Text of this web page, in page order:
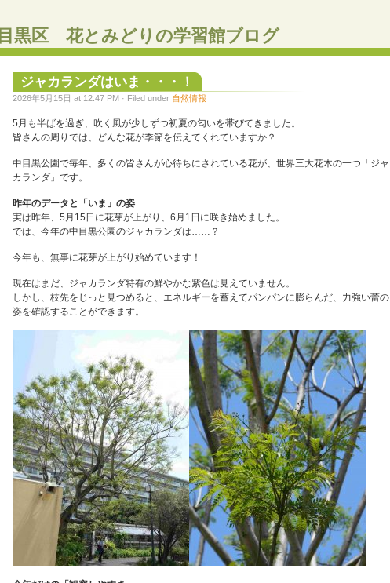
目黒区 花とみどりの学習館ブログ
ジャカランダはいま・・・！
2026年5月15日 at 12:47 PM · Filed under 自然情報
5月も半ばを過ぎ、吹く風が少しずつ初夏の匂いを帯びてきました。
皆さんの周りでは、どんな花が季節を伝えてくれていますか？
中目黒公園で毎年、多くの皆さんが心待ちにされている花が、世界三大花木の一つ「ジャ
カランダ」です。
昨年のデータと「いま」の姿
実は昨年、5月15日に花芽が上がり、6月1日に咲き始めました。
では、今年の中目黒公園のジャカランダは……？
今年も、無事に花芽が上がり始めています！
現在はまだ、ジャカランダ特有の鮮やかな紫色は見えていません。
しかし、枝先をじっと見つめると、エネルギーを蓄えてパンパンに膨らんだ、力強い蕾の
姿を確認することができます。